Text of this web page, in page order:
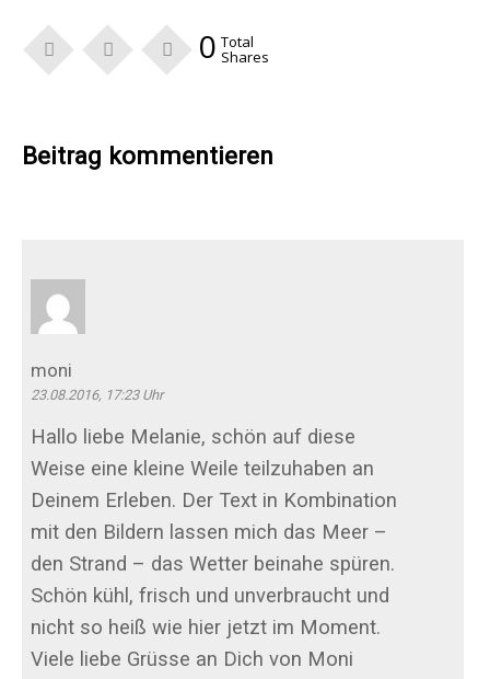
0 Total
Shares
Beitrag kommentieren
moni
23.08.2016, 17:23 Uhr
Hallo liebe Melanie, schön auf diese
Weise eine kleine Weile teilzuhaben an
Deinem Erleben. Der Text in Kombination
mit den Bildern lassen mich das Meer –
den Strand – das Wetter beinahe spüren.
Schön kühl, frisch und unverbraucht und
nicht so heiß wie hier jetzt im Moment.
Viele liebe Grüsse an Dich von Moni